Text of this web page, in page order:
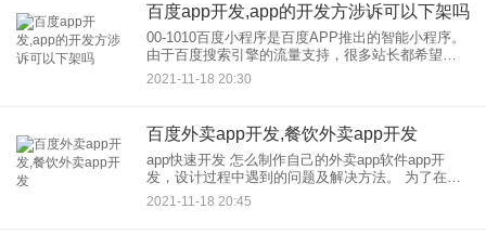
百度app开发,app的开发方涉诉可以下架吗
00-1010百度小程序是百度APP推出的智能小程序。
由于百度搜索引擎的流量支持，很多站长都希望把
自己的网站包装成百度小程序，那么如何才能解放
制作百度小程序？呢 首先，我们需要了解百度小程
2021-11-18 20:30
百度外卖app开发,餐饮外卖app开发
app快速开发 怎么制作自己的外卖app软件app开
发，设计过程中遇到的问题及解决方法。 为了在开
发，快速生产出稳定易用的APP，要求程序员熟悉
APP的应用开发环境、开发工具和函数库；要敢于
2021-11-18 20:45